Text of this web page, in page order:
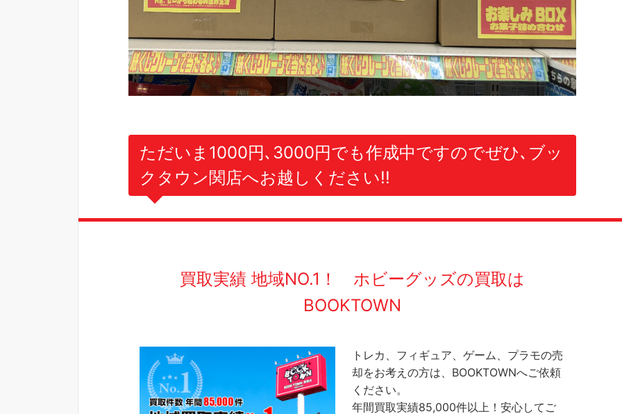
ただいま1000円､3000円でも作成中ですのでぜひ､ブッ
クタウン関店へお越しください!!
買取実績 地域NO.1！ ホビーグッズの買取は
BOOKTOWN
トレカ、フィギュア、ゲーム、プラモの売
却をお考えの方は、BOOKTOWNへご依頼
ください。
年間買取実績85,000件以上！安心してご